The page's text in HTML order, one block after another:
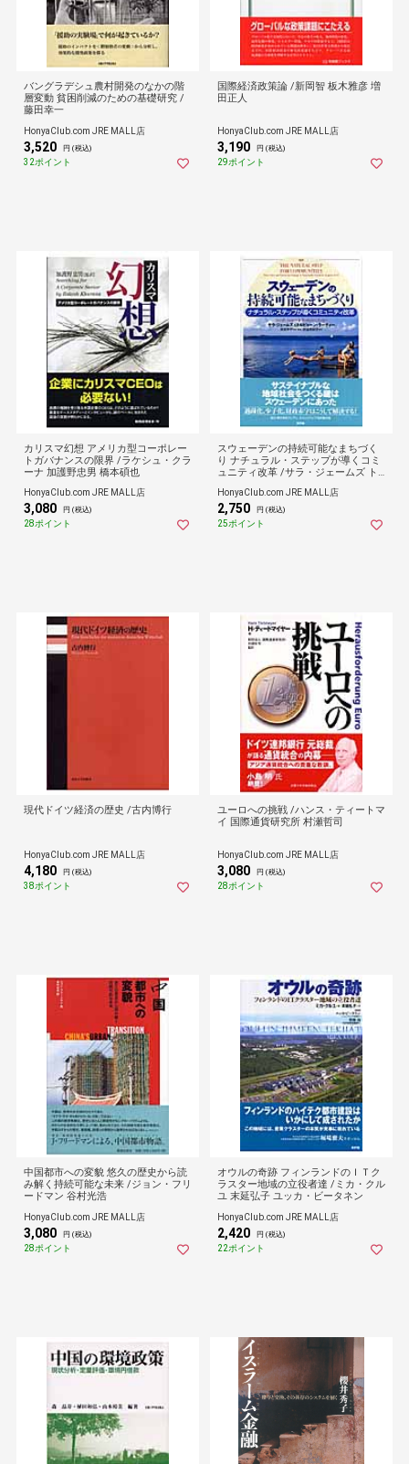
バングラデシュ農村開発のなかの階
層変動 貧困削減のための基礎研究 /
藤田幸一
HonyaClub.com JRE MALL店
3,520 円 (税込)
32ポイント
国際経済政策論 /新岡智 板木雅彦 増
田正人
HonyaClub.com JRE MALL店
3,190 円 (税込)
29ポイント
カリスマ幻想 アメリカ型コーポレー
トガバナンスの限界 /ラケシュ・クラ
ーナ 加護野忠男 橋本碩也
HonyaClub.com JRE MALL店
3,080 円 (税込)
28ポイント
スウェーデンの持続可能なまちづく
り ナチュラル・ステップが導くコミ
ュニティ改革 /サラ・ジェームズ ト
HonyaClub.com JRE MALL店
2,750 円 (税込)
25ポイント
現代ドイツ経済の歴史 /古内博行
HonyaClub.com JRE MALL店
4,180 円 (税込)
38ポイント
ユーロへの挑戦 /ハンス・ティートマ
イ 国際通貨研究所 村瀬哲司
HonyaClub.com JRE MALL店
3,080 円 (税込)
28ポイント
中国都市への変貌 悠久の歴史から読
み解く持続可能な未来 /ジョン・フリ
ードマン 谷村光浩
HonyaClub.com JRE MALL店
3,080 円 (税込)
28ポイント
オウルの奇跡 フィンランドのＩＴク
ラスター地域の立役者達 /ミカ・クル
ユ 末延弘子 ユッカ・ビータネン
HonyaClub.com JRE MALL店
2,420 円 (税込)
22ポイント